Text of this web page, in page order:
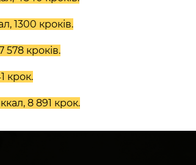
1300 кроків.
578 кроків.
крок.
8 891 крок.
00
хв
59
вибороли ті, хто
свої життя — віддав.
Ми пам’ятаємо.